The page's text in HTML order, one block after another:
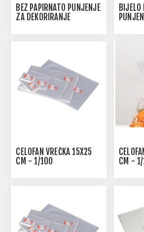
BEŽ PAPIRNATO PUNJENJE
ZA DEKORIRANJE
BIJELO
CELOFAN VREČKA 15X25
CM - 1/100
CM -